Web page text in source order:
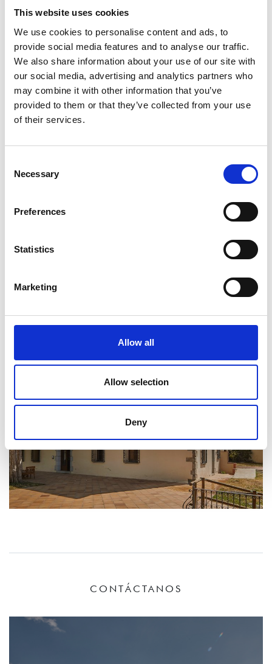
This website uses cookies
We use cookies to personalise content and ads, to
provide social media features and to analyse our traffic.
We also share information about your use of our site with
our social media, advertising and analytics partners who
may combine it with other information that you’ve
provided to them or that they’ve collected from your use
of their services.
Selection
Necessary
Preferences
Statistics
Marketing
Allow all
Allow selection
Deny
De hecho, son esos pequeños gestos los que hacen la velada
memorable. Por eso no dejes de incluirlos, siempre
teniendo en mente lo que os gusta a ti y a tu pareja. Si lo
prefieres, nos convertimos en tu cómplice y nos ocupamos
de atender todos estos detalles por ti, para darle un toque
extra de romanticismo a vuestro momento especial.
Con o sin motivo, de una tarde o una semana entera, una
oportunidad de vivirla en
además, es
. Así lo hemos pensado y así hemos
única preocupación sea que
CONTÁCTANOS